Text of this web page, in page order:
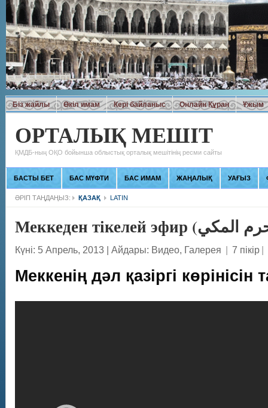
Біз жайлы Өкіл имам Кері байланыс Онлайн Құран Ұжым
ОРТАЛЫҚ МЕШІТ
ҚМДБ-ның ОҚО бойынша облыстық орталық мешітінің ресми сайты
БАСТЫ БЕТ БАС МҮФТИ БАС ИМАМ ЖАҢАЛЫҚ УАҒЫЗ
ӘРІП ТАҢДАҢЫЗ: ҚАЗАҚ LATIN
Күні: 5 Апрель, 2013| Айдары: Видео, Галерея | 7 пікір |
Меккенің дәл қазіргі